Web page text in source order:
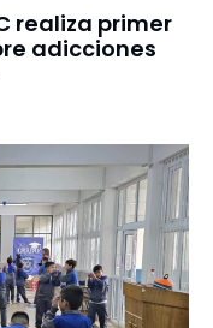
realiza primer
adicciones